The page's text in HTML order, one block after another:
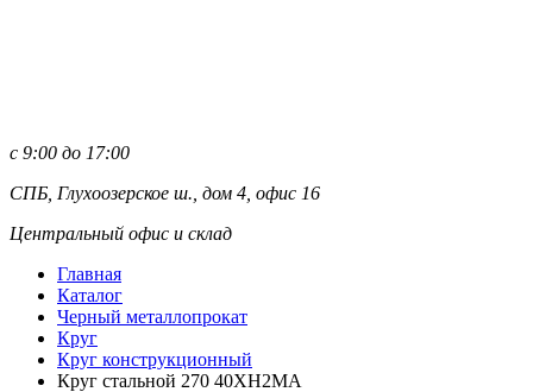
с 9:00 до 17:00
СПБ, Глухоозерское ш., дом 4, офис 16
Центральный офис и склад
Главная
Каталог
Черный металлопрокат
Круг
Круг конструкционный
Круг стальной 270 40ХН2МА